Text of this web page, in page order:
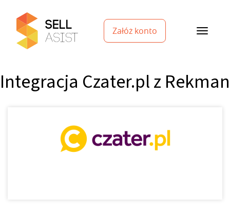
Załóż konto
Integracja Czater.pl z Rekman